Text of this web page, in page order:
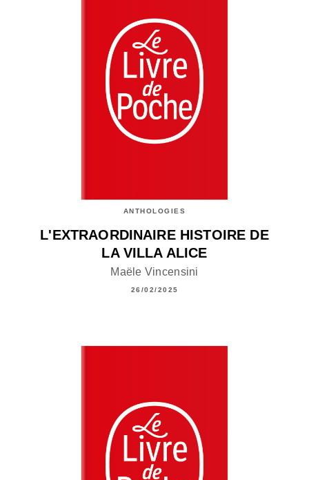
ANTHOLOGIES
L'EXTRAORDINAIRE HISTOIRE DE
LA VILLA ALICE
Maële Vincensini
26/02/2025